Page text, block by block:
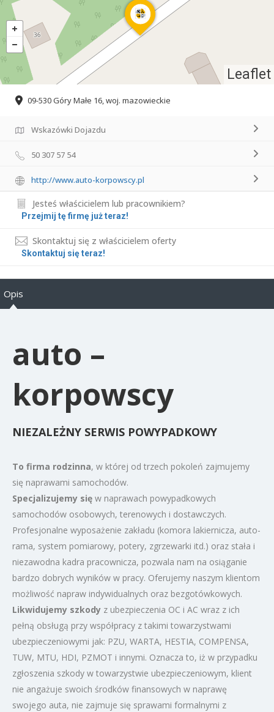
Leaflet
09-530 Góry Małe 16, woj. mazowieckie
Wskazówki Dojazdu
50 307 57 54
http://www.auto-korpowscy.pl
Jesteś właścicielem lub pracownikiem?
Przejmij tę firmę już teraz!
Skontaktuj się z właścicielem oferty
Skontaktuj się teraz!
Opis
auto –
korpowscy
NIEZALEŻNY SERWIS POWYPADKOWY
To firma rodzinna, w której od trzech pokoleń zajmujemy
się naprawami samochodów.
Specjalizujemy się w naprawach powypadkowych
samochodów osobowych, terenowych i dostawczych.
Profesjonalne wyposażenie zakładu (komora lakiernicza, auto-
rama, system pomiarowy, potery, zgrzewarki itd.) oraz stała i
niezawodna kadra pracownicza, pozwala nam na osiąganie
bardzo dobrych wyników w pracy. Oferujemy naszym klientom
możliwość napraw indywidualnych oraz bezgotówkowych.
Likwidujemy szkody z ubezpieczenia OC i AC wraz z ich
pełną obsługą przy współpracy z takimi towarzystwami
ubezpieczeniowymi jak: PZU, WARTA, HESTIA, COMPENSA,
TUW, MTU, HDI, PZMOT i innymi. Oznacza to, iż w przypadku
zgłoszenia szkody w towarzystwie ubezpieczeniowym, klient
nie angażuje swoich środków finansowych w naprawę
swojego auta, nie zajmuje się sprawami formalnymi z